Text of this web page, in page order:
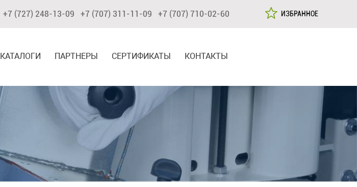
+7 (727) 248-13-09 +7 (707) 311-11-09 +7 (707) 710-02-60 ИЗБРАННОЕ
КАТАЛОГИ ПАРТНЕРЫ СЕРТИФИКАТЫ КОНТАКТЫ